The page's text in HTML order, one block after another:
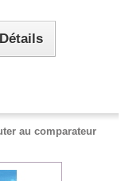
Détails
au comparateur